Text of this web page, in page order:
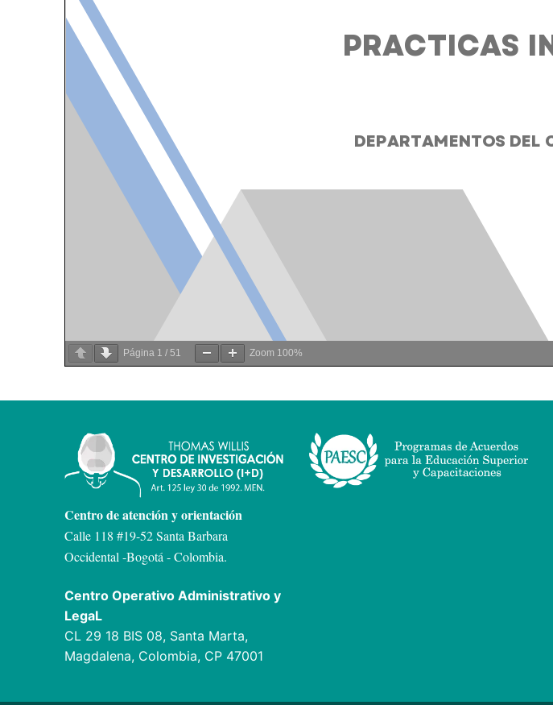
Página 1 / 51 Zoom 100%
Centro de atención y orientación
Calle 118 #19-52 Santa Barbara
Occidental -Bogotá - Colombia.
Centro Operativo Administrativo y
LegaL
CL 29 18 BIS 08, Santa Marta,
Magdalena, Colombia, CP 47001